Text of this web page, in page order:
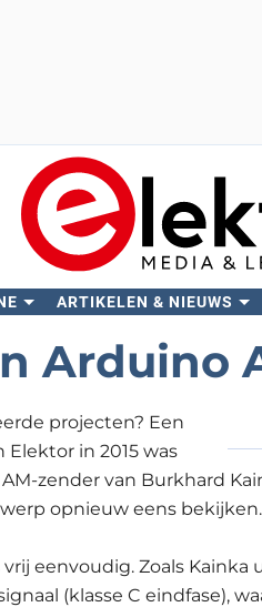
ARTIKELEN & NIEUWS
Arduino
projecten? Een
in 2015 was
zender van Burkhard
opnieuw eens bekijken.
eenvoudig. Zoals
(klasse C eindfase),